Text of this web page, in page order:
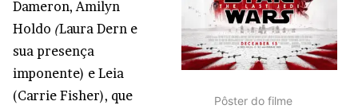
Pôster do filme
Dameron, Amilyn
Holdo (Laura Dern e
sua presença
imponente) e Leia
(Carrie Fisher), que